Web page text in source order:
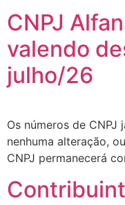
CNPJ
valendo
julho/26
Os números de
nenhuma alteração,
CNPJ permanecerá